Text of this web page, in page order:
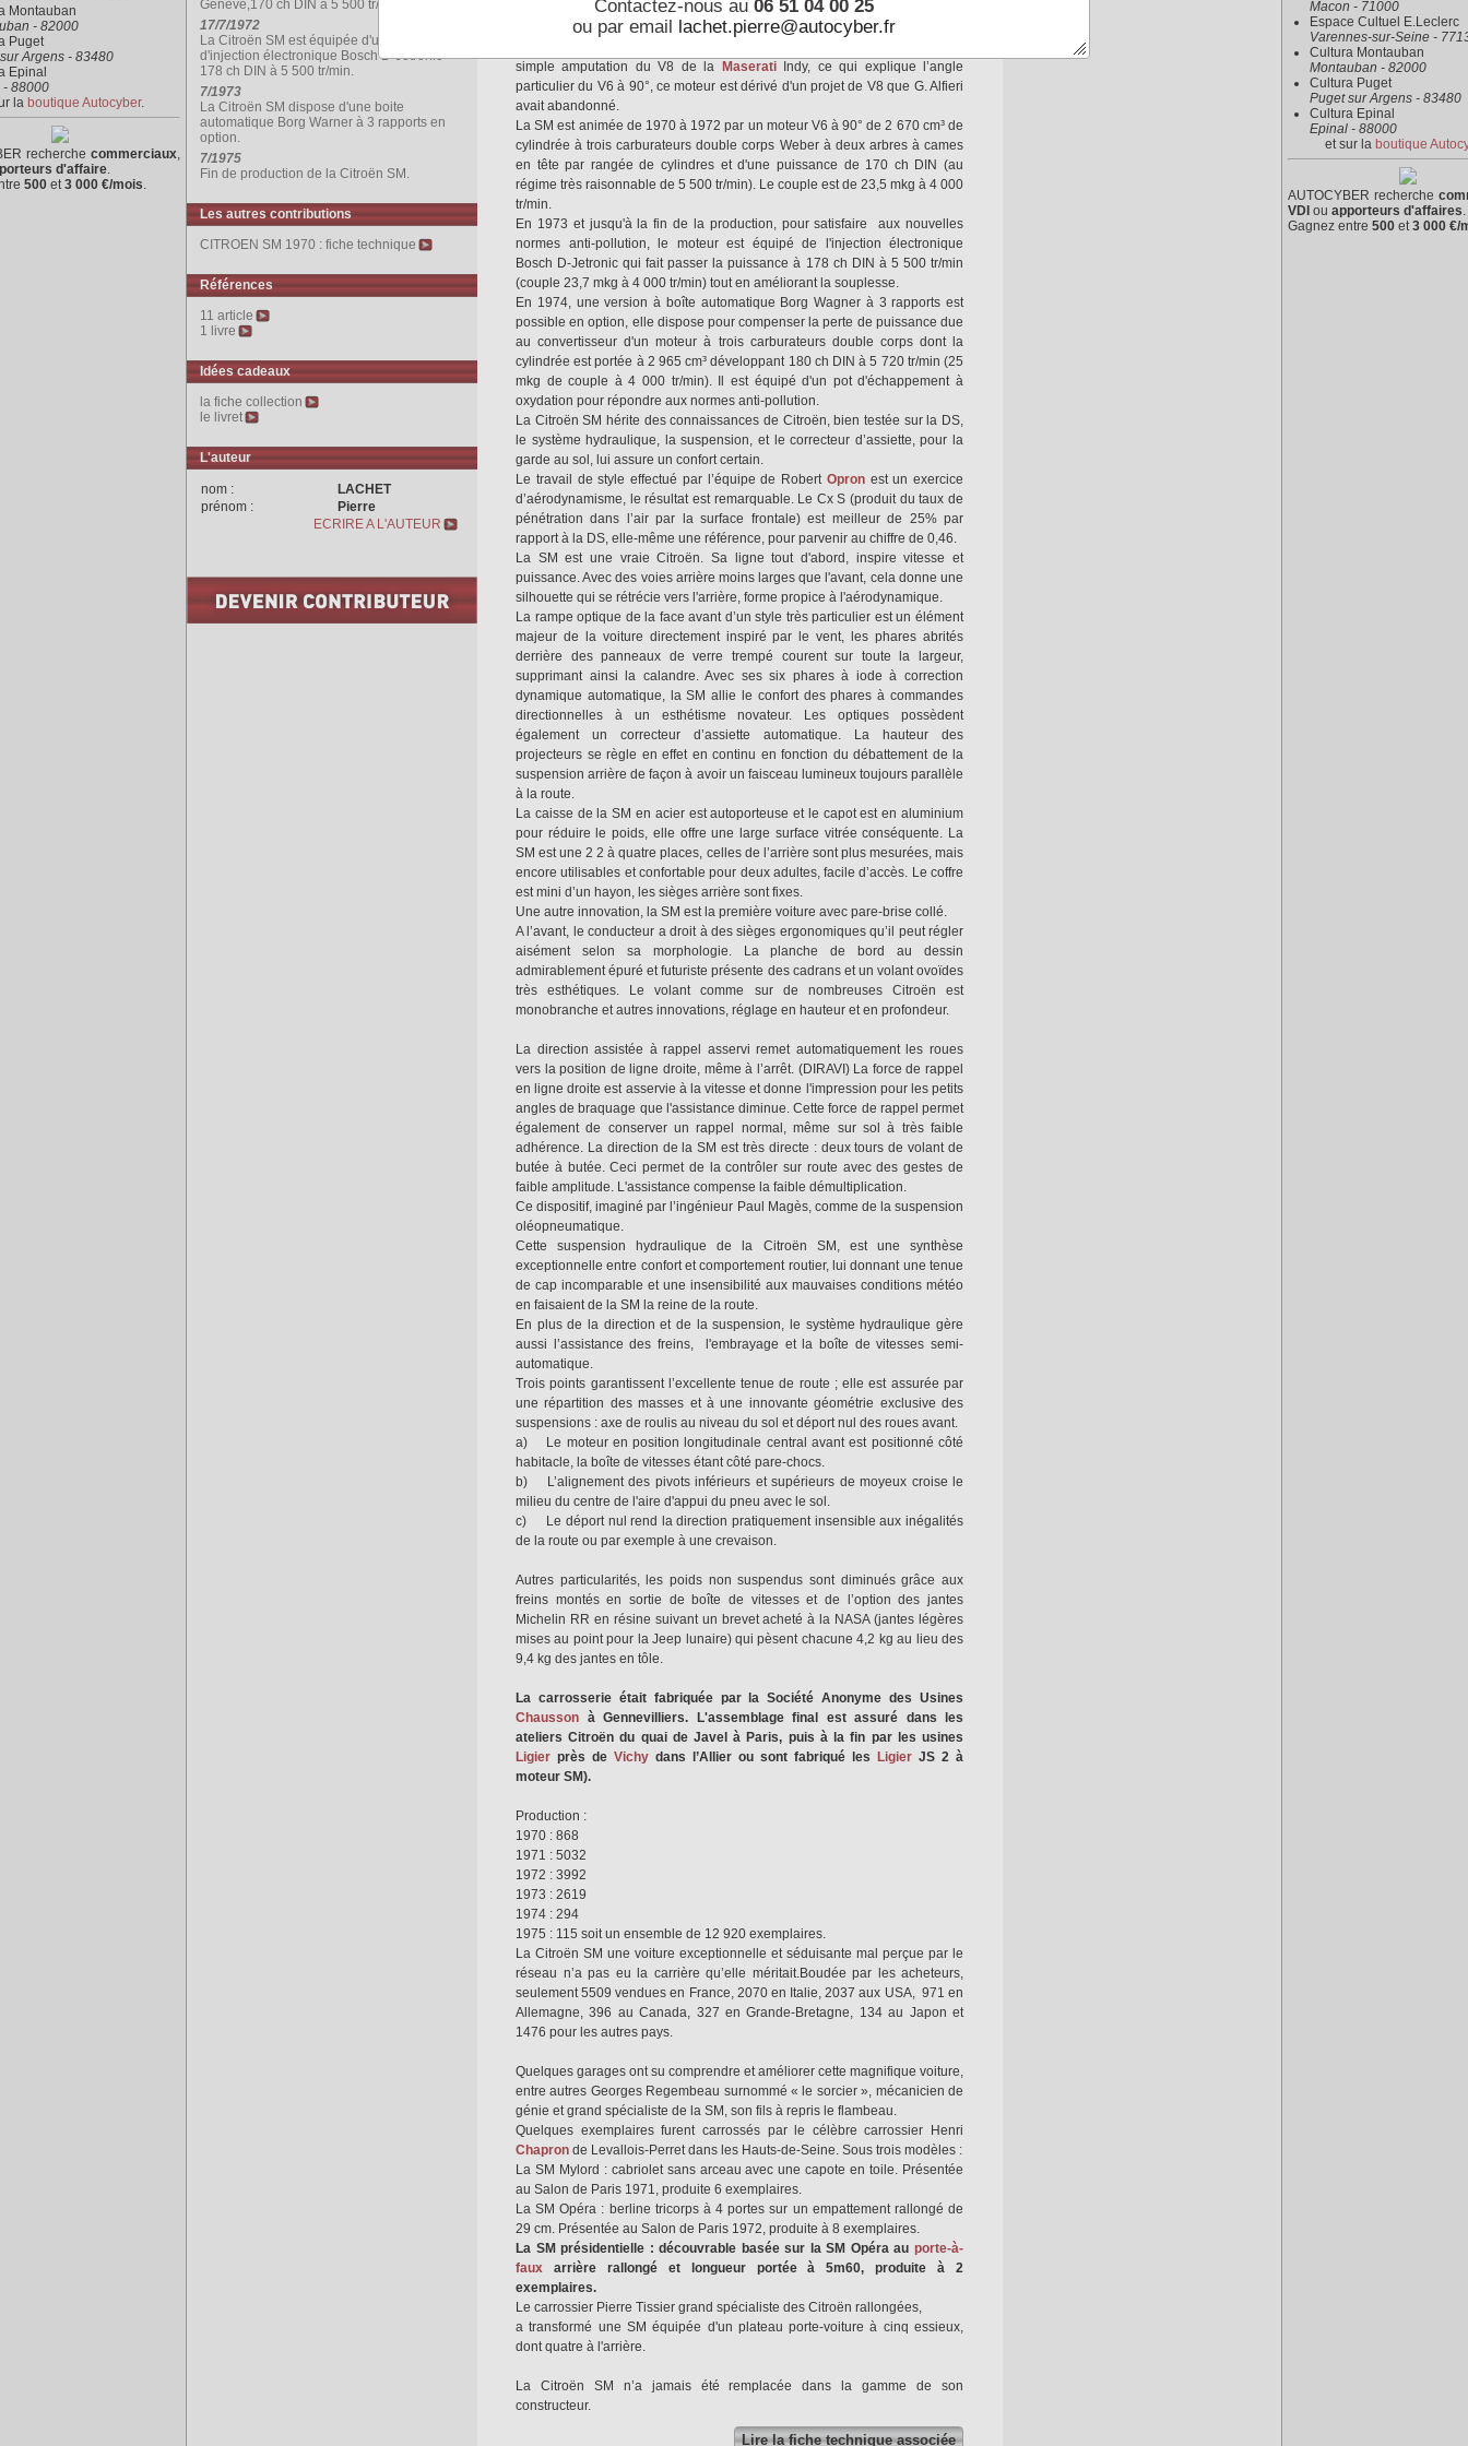
Génève,170 ch DIN à 5 500 tr/min.
17/7/1972
La Citroën SM est équipée d'un système
d'injection électronique Bosch D-Jetronic =
178 ch DIN à 5 500 tr/min.
7/1973
La Citroën SM dispose d'une boite
automatique Borg Warner à 3 rapports en
option.
7/1975
Fin de production de la Citroën SM.
Les autres contributions
CITROEN SM 1970 : fiche technique
Références
11 article
1 livre
Idées cadeaux
la fiche collection
le livret
L'auteur
nom :
LACHET
prénom :
Pierre
ECRIRE A L'AUTEUR
Giulio Alfieri, l'ingénieur en chef deMaseratiétudie un V6 compact plus
approprié à la voiture pour des raisons fiscales. C'est ainsi que naît le V6
simple amputation du V8 de la
MaseratiIndy, ce qui explique l’angle
particulier du V6 à 90°, ce moteur est dérivé d'un projet de V8 que G. Alfieri
avait abandonné.
La SM est animée de 1970 à 1972 par un moteur V6 à 90° de 2 670 cm³ de
cylindrée à trois carburateurs double corps Weber à deux arbres à cames
en tête par rangée de cylindres et d'une puissance de 170 ch DIN (au
régime très raisonnable de 5 500 tr/min). Le couple est de 23,5 mkg à 4 000
tr/min.
En 1973 et jusqu'à la fin de la production, pour satisfaire aux nouvelles
normes anti-pollution, le moteur est équipé de l'injection électronique
Bosch D-Jetronic qui fait passer la puissance à 178 ch DIN à 5 500 tr/min
(couple 23,7 mkg à 4 000 tr/min) tout en améliorant la souplesse.
En 1974, une version à boîte automatique Borg Wagner à 3 rapports est
possible en option, elle dispose pour compenser la perte de puissance due
au convertisseur d'un moteur à trois carburateurs double corps dont la
cylindrée est portée à 2 965 cm³ développant 180 ch DIN à 5 720 tr/min (25
mkg de couple à 4 000 tr/min). Il est équipé d'un pot d'échappement à
oxydation pour répondre aux normes anti-pollution.
La Citroën SM hérite des connaissances de Citroën, bien testée sur la DS,
le système hydraulique, la suspension, et le correcteur d’assiette, pour la
garde au sol, lui assure un confort certain.
Le travail de style effectué par l’équipe de Robert Opronest un exercice
d’aérodynamisme, le résultat est remarquable. Le Cx S (produit du taux de
pénétration dans l’air par la surface frontale) est meilleur de 25% par
rapport à la DS, elle-même une référence, pour parvenir au chiffre de 0,46.
La SM est une vraie Citroën. Sa ligne tout d'abord, inspire vitesse et
puissance. Avec des voies arrière moins larges que l'avant, cela donne une
silhouette qui se rétrécie vers l'arrière, forme propice à l'aérodynamique.
La rampe optique de la face avant d’un style très particulier est un élément
majeur de la voiture directement inspiré par le vent, les phares abrités
derrière des panneaux de verre trempé courent sur toute la largeur,
supprimant ainsi la calandre. Avec ses six phares à iode à correction
dynamique automatique, la SM allie le confort des phares à commandes
directionnelles à un esthétisme novateur. Les optiques possèdent
également un correcteur d’assiette automatique. La hauteur des
projecteurs se règle en effet en continu en fonction du débattement de la
suspension arrière de façon à avoir un faisceau lumineux toujours parallèle
à la route.
La caisse de la SM en acier est autoporteuse et le capot est en aluminium
pour réduire le poids, elle offre une large surface vitrée conséquente. La
SM est une 2 2 à quatre places, celles de l’arrière sont plus mesurées, mais
encore utilisables et confortable pour deux adultes, facile d’accès. Le coffre
est mini d’un hayon, les sièges arrière sont fixes.
Une autre innovation, la SM est la première voiture avec pare-brise collé.
A l’avant, le conducteur a droit à des sièges ergonomiques qu’il peut régler
aisément selon sa morphologie. La planche de bord au dessin
admirablement épuré et futuriste présente des cadrans et un volant ovoïdes
très esthétiques. Le volant comme sur de nombreuses Citroën est
monobranche et autres innovations, réglage en hauteur et en profondeur.
La direction assistée à rappel asservi remet automatiquement les roues
vers la position de ligne droite, même à l’arrêt. (DIRAVI) La force de rappel
en ligne droite est asservie à la vitesse et donne l'impression pour les petits
angles de braquage que l'assistance diminue. Cette force de rappel permet
également de conserver un rappel normal, même sur sol à très faible
adhérence. La direction de la SM est très directe : deux tours de volant de
butée à butée. Ceci permet de la contrôler sur route avec des gestes de
faible amplitude. L'assistance compense la faible démultiplication.
Ce dispositif, imaginé par l’ingénieur Paul Magès, comme de la suspension
oléopneumatique.
Cette suspension hydraulique de la Citroën SM, est une synthèse
exceptionnelle entre confort et comportement routier, lui donnant une tenue
de cap incomparable et une insensibilité aux mauvaises conditions météo
en faisaient de la SM la reine de la route.
En plus de la direction et de la suspension, le système hydraulique gère
aussi l’assistance des freins, l'embrayage et la boîte de vitesses semi-
automatique.
Trois points garantissent l’excellente tenue de route ; elle est assurée par
une répartition des masses et à une innovante géométrie exclusive des
suspensions : axe de roulis au niveau du sol et déport nul des roues avant.
a) Le moteur en position longitudinale central avant est positionné côté
habitacle, la boîte de vitesses étant côté pare-chocs.
b) L’alignement des pivots inférieurs et supérieurs de moyeux croise le
milieu du centre de l'aire d'appui du pneu avec le sol.
c) Le déport nul rend la direction pratiquement insensible aux inégalités
de la route ou par exemple à une crevaison.
Autres particularités, les poids non suspendus sont diminués grâce aux
freins montés en sortie de boîte de vitesses et de l’option des jantes
Michelin RR en résine suivant un brevet acheté à la NASA (jantes légères
mises au point pour la Jeep lunaire) qui pèsent chacune 4,2 kg au lieu des
9,4 kg des jantes en tôle.
La carrosserie était fabriquée par la Société Anonyme des Usines
Chausson à Gennevilliers. L'assemblage final est assuré dans les
ateliers Citroën du quai de Javel à Paris, puis à la fin par les usines
Ligier près de Vichy dans l’Allier ou sont fabriqué les Ligier JS 2 à
moteur SM).
Production :
1970 : 868
1971 : 5032
1972 : 3992
1973 : 2619
1974 : 294
1975 : 115 soit un ensemble de 12 920 exemplaires.
La Citroën SM une voiture exceptionnelle et séduisante mal perçue par le
réseau n’a pas eu la carrière qu’elle méritait.Boudée par les acheteurs,
seulement 5509 vendues en France, 2070 en Italie, 2037 aux USA, 971 en
Allemagne, 396 au Canada, 327 en Grande-Bretagne, 134 au Japon et
1476 pour les autres pays.
Quelques garages ont su comprendre et améliorer cette magnifique voiture,
entre autres Georges Regembeau surnommé « le sorcier », mécanicien de
génie et grand spécialiste de la SM, son fils à repris le flambeau.
Quelques exemplaires furent carrossés par le célèbre carrossier Henri
Chapron de Levallois-Perret dans les Hauts-de-Seine. Sous trois modèles :
La SM Mylord : cabriolet sans arceau avec une capote en toile. Présentée
au Salon de Paris 1971, produite 6 exemplaires.
La SM Opéra : berline tricorps à 4 portes sur un empattement rallongé de
29 cm. Présentée au Salon de Paris 1972, produite à 8 exemplaires.
La SM présidentielle : découvrable basée sur la SM Opéra au porte-à-
faux arrière rallongé et longueur portée à 5m60, produite à 2
exemplaires.
Le carrossier Pierre Tissier grand spécialiste des Citroën rallongées,
a transformé une SM équipée d'un plateau porte-voiture à cinq essieux,
dont quatre à l'arrière.
La Citroën SM n’a jamais été remplacée dans la gamme de son
constructeur.
Lire la fiche technique associée
Montauban
- 82000
Puget
Argens - 83480
Epinal
- 88000
la boutique Autocyber.
recherche commerciaux,
d'affaire.
500 et3 000 €/mois.
Macon - 71000
Espace Cultuel E.Leclerc
Varennes-sur-Seine -
Cultura Montauban
Montauban - 82000
Cultura Puget
Puget sur Argens - 83480
Cultura Epinal
Epinal - 88000
et sur la boutique
AUTOCYBER recherche
VDI ou apporteurs d'affaires.
Gagnez entre 500 et3 000 €/
Contactez-nous au 06 51 04 00 25
ou par email lachet.pierre@autocyber.fr